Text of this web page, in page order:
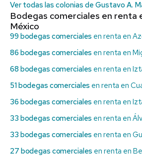
Ver todas las colonias de Gustavo A.
Bodegas comerciales en renta
México
99 bodegas comerciales en renta en
86 bodegas comerciales en renta en
68 bodegas comerciales en renta en
51 bodegas comerciales en renta en
36 bodegas comerciales en renta en
33 bodegas comerciales en renta en
33 bodegas comerciales en renta en
27 bodegas comerciales en renta en